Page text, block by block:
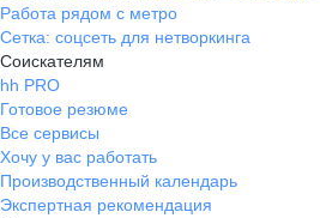
Работа рядом с метро
Сетка: соцсеть для нетворкинга
Соискателям
hh PRO
Готовое резюме
Все сервисы
Хочу у вас работать
Производственный календарь
Экспертная рекомендация